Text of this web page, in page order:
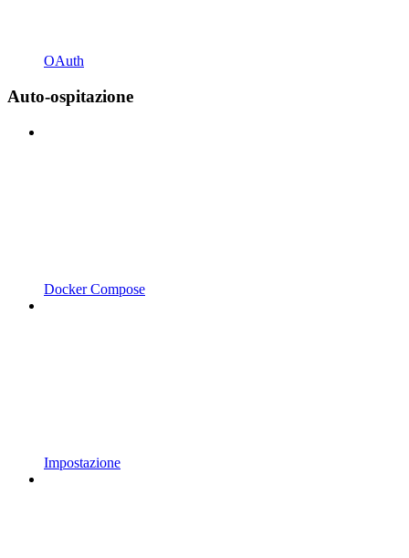
OAuth
Auto-ospitazione
Docker Compose
Impostazione